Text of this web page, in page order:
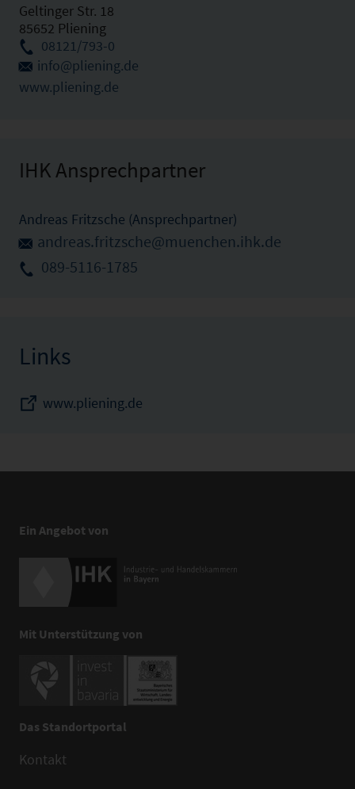
Geltinger Str. 18
85652 Pliening
08121/793-0
info@pliening.de
www.pliening.de
IHK Ansprechpartner
Andreas Fritzsche (Ansprechpartner)
andreas.fritzsche@muenchen.ihk.de
089-5116-1785
Links
www.pliening.de
Ein Angebot von
Mit Unterstützung von
Das Standortportal
Kontakt